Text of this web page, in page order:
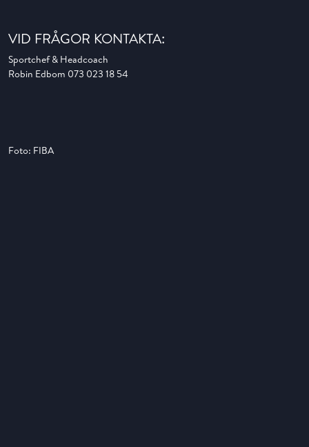
VID FRÅGOR KONTAKTA:
Sportchef & Headcoach
Robin Edbom 073 023 18 54
Foto: FIBA